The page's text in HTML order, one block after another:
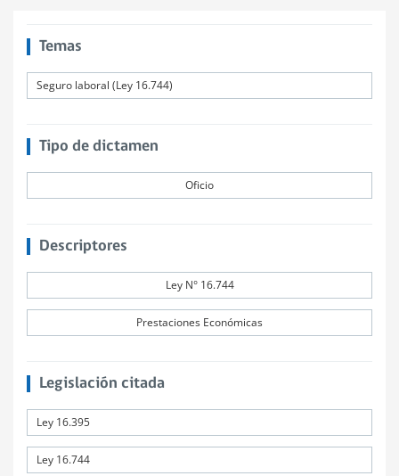
Temas
Seguro laboral (Ley 16.744)
Tipo de dictamen
Oficio
Descriptores
Ley N° 16.744
Prestaciones Económicas
Legislación citada
Ley 16.395
Ley 16.744